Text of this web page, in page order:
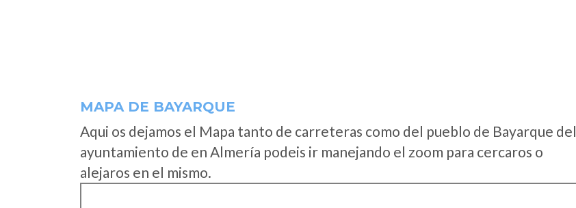
MAPA DE BAYARQUE
Aqui os dejamos el Mapa tanto de carreteras como del pueblo de Bayarque del
ayuntamiento de en Almería podeis ir manejando el zoom para cercaros o
alejaros en el mismo.